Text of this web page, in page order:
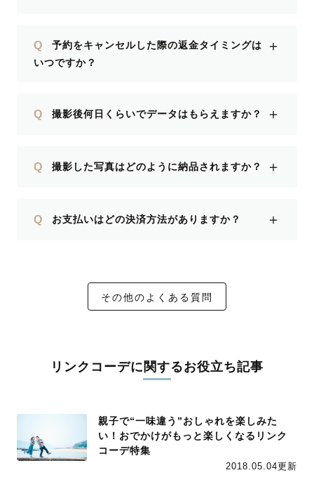
Q
予約をキャンセルした際の返金タイミングは
いつですか？
＋
Q 撮影後何日くらいでデータはもらえますか？ ＋
Q 撮影した写真はどのように納品されますか？ ＋
Q お支払いはどの決済方法がありますか？ ＋
その他のよくある質問
リンクコーデに関するお役立ち記事
親子で“一味違う”おしゃれを楽しみた
い！おでかけがもっと楽しくなるリンク
コーデ特集
2018.05.04更新